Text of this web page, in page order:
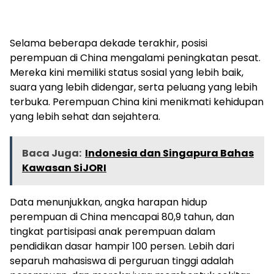
Selama beberapa dekade terakhir, posisi
perempuan di China mengalami peningkatan pesat.
Mereka kini memiliki status sosial yang lebih baik,
suara yang lebih didengar, serta peluang yang lebih
terbuka. Perempuan China kini menikmati kehidupan
yang lebih sehat dan sejahtera.
Baca Juga: Indonesia dan Singapura Bahas
Kawasan SiJORI
Data menunjukkan, angka harapan hidup
perempuan di China mencapai 80,9 tahun, dan
tingkat partisipasi anak perempuan dalam
pendidikan dasar hampir 100 persen. Lebih dari
separuh mahasiswa di perguruan tinggi adalah